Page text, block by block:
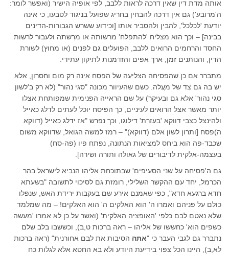
אותה מדת דין שאין דרכה לראות ללבב, לפי אופיה הישיר (ואפשר לומר:
ה'מרובע') גם אין דרכה להבחין בחריג שפועל בניגוד לטבעו, כי אינה
יודעת 'לכלכל', להבין ולהסביר אותו [וכידוע ששרש הגבורות-הדינים
בבינה] – וכך הוא מצליח 'להתפלח' מרשותה או מרִשתה ולעבור לרשות
החסד והרחמים הרואים ללבב, הפועלים גם לפנים (או מחוץ) לשורת
הדין, והנותנים זמן, ארך אפים והזדמנות לתיקון עתידי.
מתברר אם כן שהפסיחה הצליעה של הפִסֵח אינה רק מום וחסרון, אלא
יש בה גם צד של מעֲלה. כשם שהעיוור מכונה "סגי נהור" (לא רק ב'לשון
סגי נהור' אלא גם ובעיקר) על שם הראייה הפנימית שמפותחת אצלו
יותר מאשר אצל הרואים לעיניים, כך הפיסח יוכל לעתים לדלג כאייל
ולהינצל כצבי דווקא 'בעזרת' דילוגו, וכך נפרש "אז ידלג כאייל (דווקא
ה)פסח [ותרון לשון אלם (דווקא)" – רמז למשה הגואל, שדווקא משום
שכבד-פה הוא ביחס למציאות הנתונה, נפתח פיו (פה-סח)
בעצמה-אלקית לדיבורים של גאולה ותורה ושירה].
גם ה'פסיחה על שני הסעיפים' שבתוכחת אליהו הנביא לישראל בהר
הכרמל, יחד עם ההקשר השלילי, רומזת גם לסיכוי לתשובה "בשעתא
חדא ברגעא חדא", כפי שאמנם אירע שם בעקבות ירידת האש, שנפלו
כולם על פניהם ואמרו ה' הוא האלקים ה' הוא האלקים! – מה שמלמד
שלא נאטם לבם כלפי 'האופציה האלקית' (ואשר על כן לא אמרו 'מעשה
כשפים הוא' כחששו של אליהו – ראה ברכות ט,ב), וכששבו בלב שלם
נתברר גם לגבי העבר כי "אתה הסיבות את לבם אחורנית" (ראה ברכות
לא,ב), היינו הכל צפוי בידיעת היודע ולא בא החטא אלא לגלות כח